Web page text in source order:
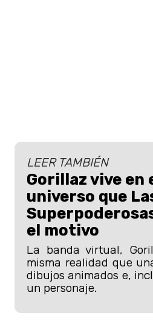
LEER TAMBIÉN
Gorillaz vive en
universo que
el motivo
La banda virtual,
misma realidad que
dibujos animados e,
un personaje.